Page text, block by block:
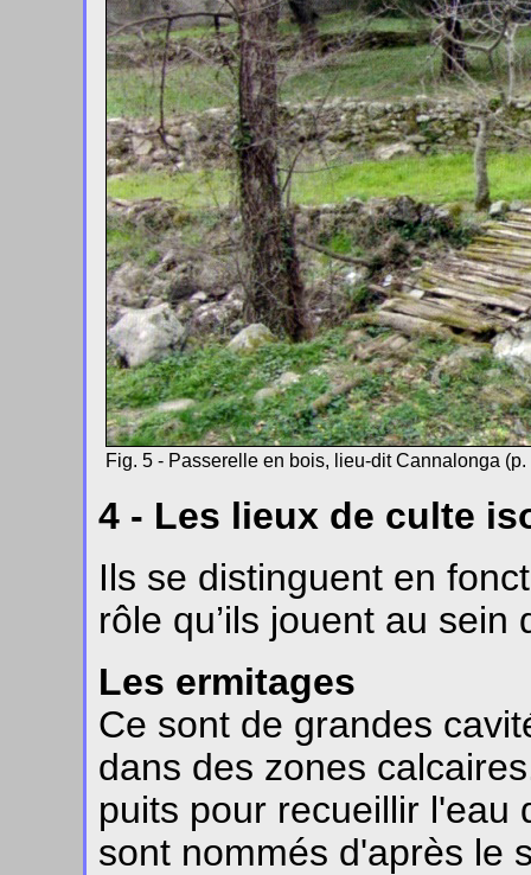
Fig. 5 - Passerelle en bois, lieu-dit Cannalonga (p.
4 - Les lieux de culte
Ils se distinguent en
rôle qu’ils jouent au sein
Les ermitages
Ce sont de grandes
dans des zones
puits pour recueillir l'eau
sont nommés d'après le